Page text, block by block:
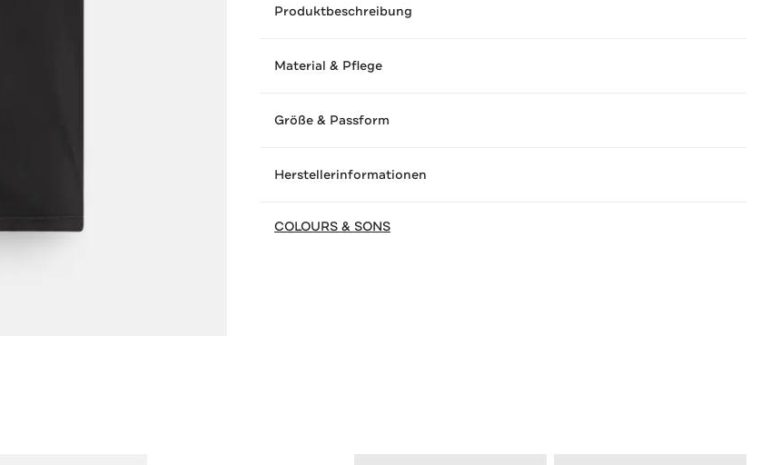
Produktbeschreibung
Material & Pflege
Größe & Passform
Herstellerinformationen
COLOURS & SONS